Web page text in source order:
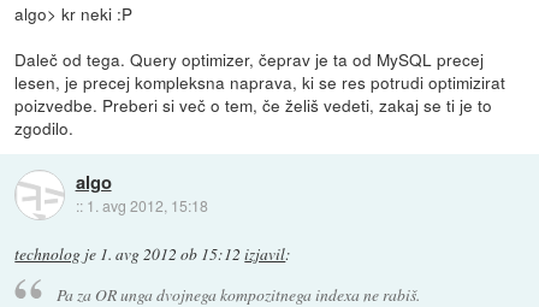
algo> kr neki :P
Daleč od tega. Query optimizer, čeprav je ta od MySQL precej
lesen, je precej kompleksna naprava, ki se res potrudi optimizirat
poizvedbe. Preberi si več o tem, če želiš vedeti, zakaj se ti je to
zgodilo.
algo
:: 1. avg 2012, 15:18
technolog je 1. avg 2012 ob 15:12 izjavil:
Pa za OR unga dvojnega kompozitnega indexa ne rabiš.